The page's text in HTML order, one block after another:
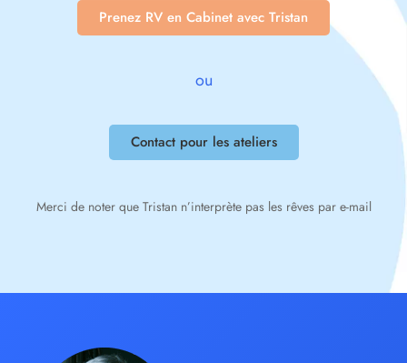
Prenez RV en Cabinet avec Tristan
ou
Contact pour les ateliers
Merci de noter que Tristan n’interprète pas les rêves par e-mail